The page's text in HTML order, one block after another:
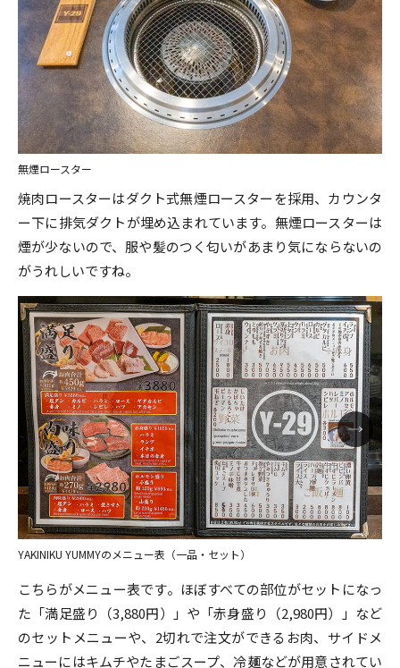
無煙ロースター
焼肉ロースターはダクト式無煙ロースターを採用、カウンタ
ー下に排気ダクトが埋め込まれています。無煙ロースターは
煙が少ないので、服や髪のつく匂いがあまり気にならないの
がうれしいですね。
YAKINIKU YUMMYのメニュー表（一品・セット）
こちらがメニュー表です。ほぼすべての部位がセットになっ
た「満足盛り（3,880円）」や「赤身盛り（2,980円）」など
のセットメニューや、2切れで注文ができるお肉、サイドメ
ニューにはキムチやたまごスープ、冷麺などが用意されてい